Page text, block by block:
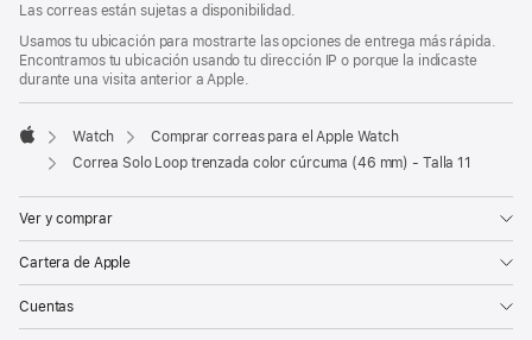
Las correas están sujetas a disponibilidad.
Usamos tu ubicación para mostrarte las opciones de entrega más rápida.
Encontramos tu ubicación usando tu dirección IP o porque la indicaste
durante una visita anterior a Apple.
Apple
Watch
Comprar correas para el Apple Watch
Correa Solo Loop trenzada color cúrcuma (46 mm) - Talla 11
Ver y comprar
Cartera de Apple
Cuentas